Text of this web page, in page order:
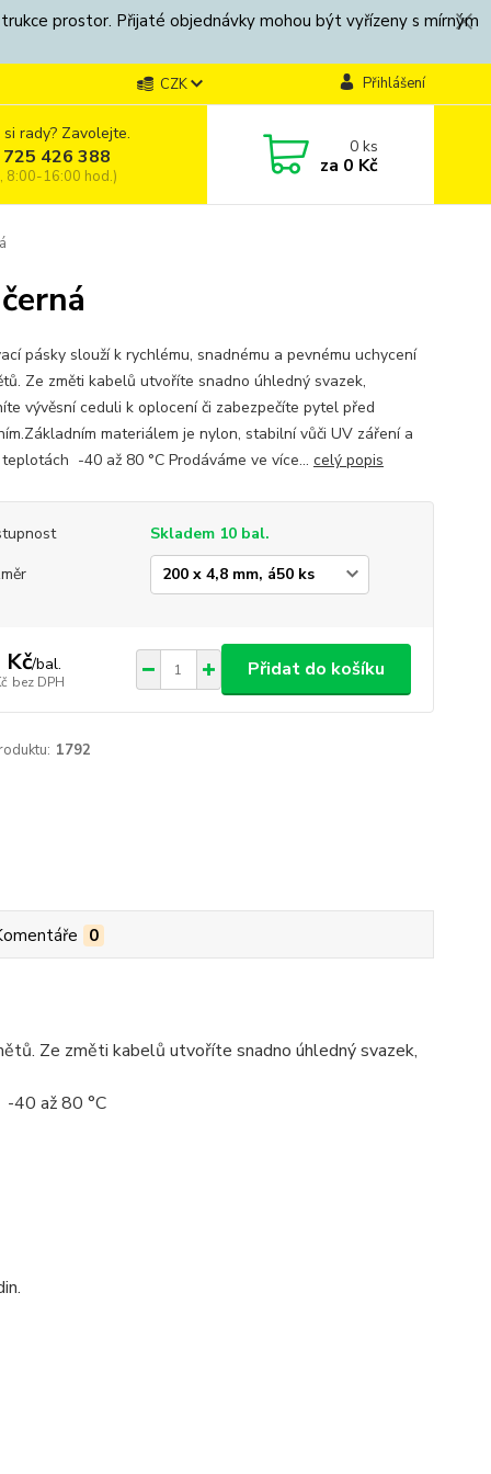
prostor. Přijaté objednávky mohou být vyřízeny s mírným
CZK Přihlášení
rady? Zavolejte.
426 388
8:00-16:00 hod.)
0ks
za 0 Kč
pásky slouží k rychlému, snadnému a pevnému uchycení
Ze změti kabelů utvoříte snadno úhledný svazek,
vývěsní ceduli k oplocení či zabezpečíte pytel před
materiálem je nylon, stabilní vůči UV záření a
-40 až 80 °C Prodáváme ve více... celý popis
Skladem 10 bal.
Kč/bal.
bez DPH
Přidat do košíku
1792
0
Ze změti kabelů utvoříte snadno úhledný svazek,
40 až 80 °C